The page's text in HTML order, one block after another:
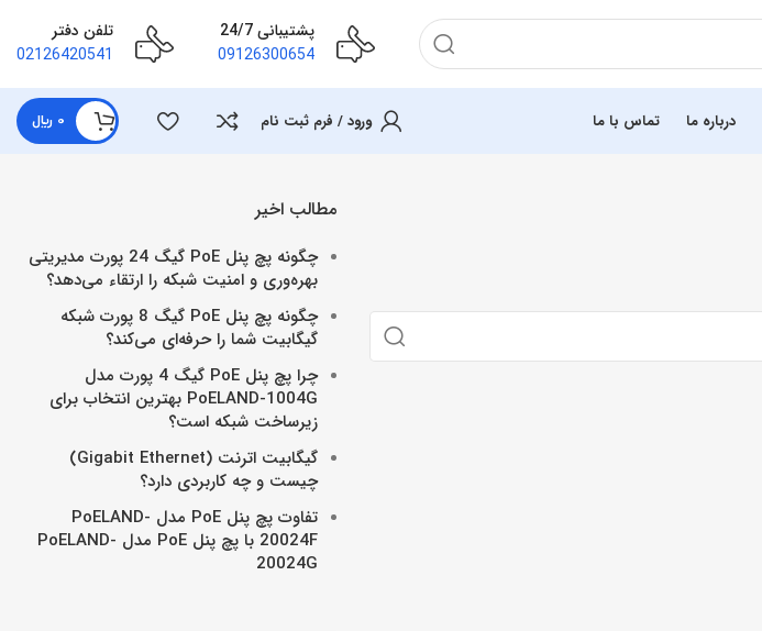
پشتیبانی 24/7
09126300654
تلفن دفتر
02126420541
درباره ما تماس با ما ورود / فرم ثبت نام 0 ﷼
مطالب اخیر
چگونه پچ پنل PoE گیگ 24 پورت مدیریتی
بهره‌وری و امنیت شبکه را ارتقاء می‌دهد؟
چگونه پچ پنل PoE گیگ 8 پورت شبکه
گیگابیت شما را حرفه‌ای می‌کند؟
چرا پچ پنل PoE گیگ 4 پورت مدل
PoELAND-1004G بهترین انتخاب برای
زیرساخت شبکه است؟
گیگابیت اترنت (Gigabit Ethernet)
چیست و چه کاربردی دارد؟
تفاوت پچ پنل PoE مدل PoELAND-
20024F با پچ پنل PoE مدل PoELAND-
20024G